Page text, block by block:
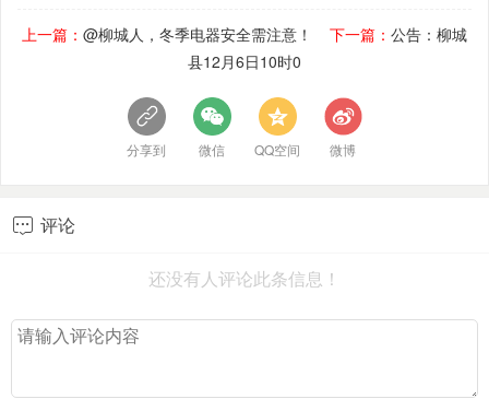
上一篇： @柳城人，冬季电器安全需注意！ 下一篇： 公告：柳城
县12月6日10时0
分享到 微信 QQ空间 微博
 评论
还没有人评论此条信息！